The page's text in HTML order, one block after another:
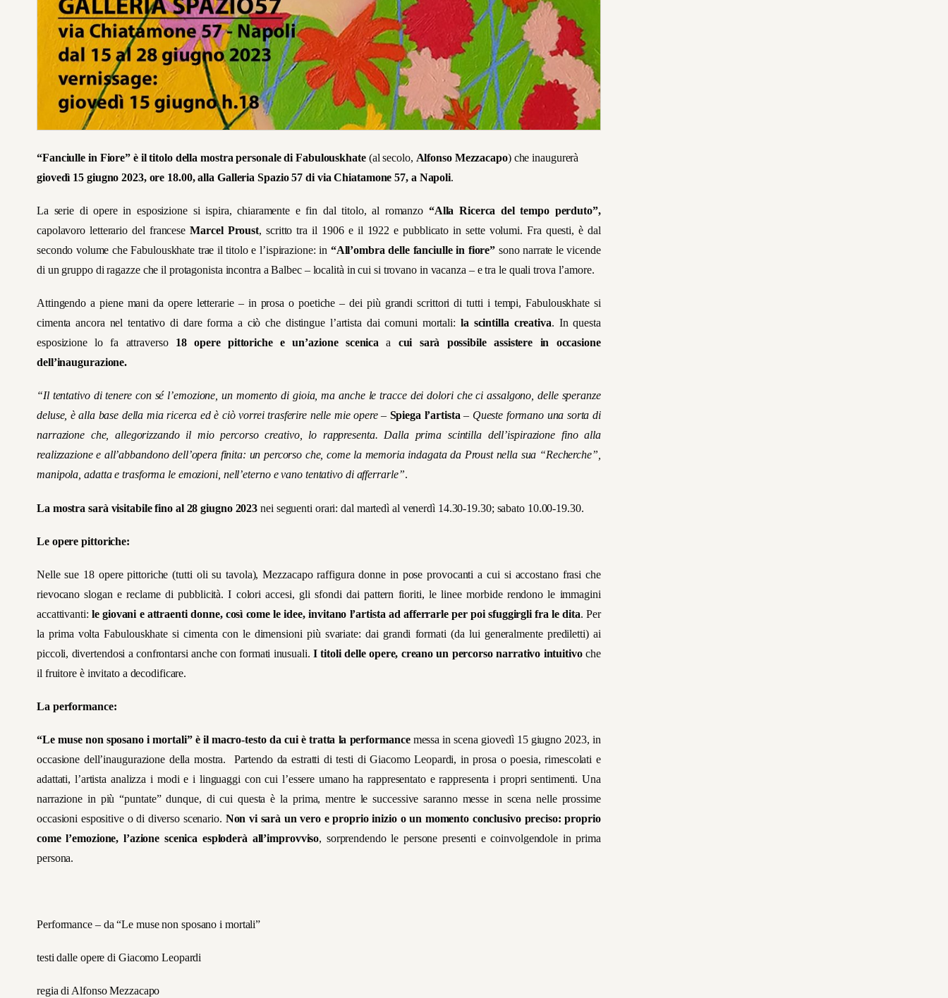
“Fanciulle in Fiore” è il titolo della mostra personale di Fabulouskhate(al secolo, Alfonso Mezzacapo) che inaugurerà
giovedì 15 giugno 2023, ore 18.00, alla Galleria Spazio 57 di via Chiatamone 57, a Napoli.
La serie di opere in esposizione si ispira, chiaramente e fin dal titolo, al romanzo “Alla Ricerca del tempo perduto”,
capolavoro letterario del franceseMarcel Proust, scritto tra il 1906 e il 1922 e pubblicato in sette volumi. Fra questi, è dal
secondo volume che Fabulouskhate trae il titolo e l’ispirazione: in “All’ombra delle fanciulle in fiore” sono narrate le vicende
di un gruppo di ragazze che il protagonista incontra a Balbec – località in cui si trovano in vacanza – e tra le quali trova l’amore.
Attingendo a piene mani da opere letterarie – in prosa o poetiche – dei più grandi scrittori di tutti i tempi, Fabulouskhate si
cimenta ancora nel tentativo di dare forma a ciò che distingue l’artista dai comuni mortali: la scintilla creativa. In questa
esposizione lo fa attraverso 18 opere pittoriche e un’azione scenica a cui sarà possibile assistere in occasione
dell’inaugurazione.
“Il tentativo di tenere con sé l’emozione, un momento di gioia, ma anche le tracce dei dolori che ci assalgono, delle speranze
deluse, è alla base della mia ricerca ed è ciò vorrei trasferire nelle mie opere– Spiega l’artista – Queste formano una sorta di
narrazione che, allegorizzando il mio percorso creativo, lo rappresenta. Dalla prima scintilla dell’ispirazione fino alla
realizzazione e all’abbandono dell’opera finita: un percorso che, come la memoria indagata da Proust nella sua “Recherche”,
manipola, adatta e trasforma le emozioni, nell’eterno e vano tentativo di afferrarle”.
La mostra sarà visitabile fino al 28 giugno 2023nei seguenti orari: dal martedì al venerdì 14.30-19.30; sabato 10.00-19.30.
Le opere pittoriche:
Nelle sue 18 opere pittoriche (tutti oli su tavola), Mezzacapo raffigura donne in pose provocanti a cui si accostano frasi che
rievocano slogan e reclame di pubblicità. I colori accesi, gli sfondi dai pattern fioriti, le linee morbide rendono le immagini
accattivanti: le giovani e attraenti donne, così come le idee, invitano l’artista ad afferrarle per poi sfuggirgli fra le dita. Per
la prima volta Fabulouskhate si cimenta con le dimensioni più svariate: dai grandi formati (da lui generalmente prediletti) ai
piccoli, divertendosi a confrontarsi anche con formati inusuali.I titoli delle opere, creano un percorso narrativo intuitivoche
il fruitore è invitato a decodificare.
La performance:
“Le muse non sposano i mortali” è il macro-testo da cui è tratta la performancemessa in scena giovedì 15 giugno 2023, in
occasione dell’inaugurazione della mostra. Partendo da estratti di testi di Giacomo Leopardi, in prosa o poesia, rimescolati e
adattati, l’artista analizza i modi e i linguaggi con cui l’essere umano ha rappresentato e rappresenta i propri sentimenti. Una
narrazione in più “puntate” dunque, di cui questa è la prima, mentre le successive saranno messe in scena nelle prossime
occasioni espositive o di diverso scenario. Non vi sarà un vero e proprio inizio o un momento conclusivo preciso: proprio
come l’emozione, l’azione scenica esploderà all’improvviso, sorprendendo le persone presenti e coinvolgendole in prima
persona.
Performance – da “Le muse non sposano i mortali”
testi dalle opere di Giacomo Leopardi
regia di Alfonso Mezzacapo